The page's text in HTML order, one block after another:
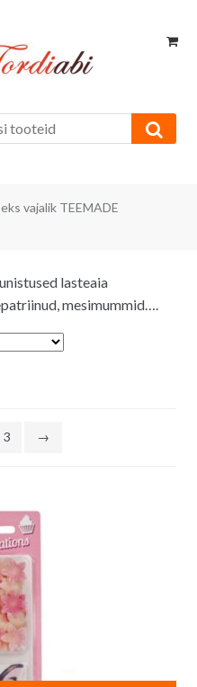
vajalik TEEMADE
lasteaia
mesimummid….
3 →